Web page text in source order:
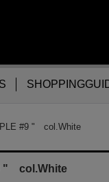
#9 " col.White
" col.White